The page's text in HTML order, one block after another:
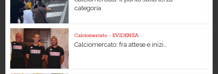
categoria
Calciomercato • EVIDENZA
Calciomercato: fra attese e inizi…